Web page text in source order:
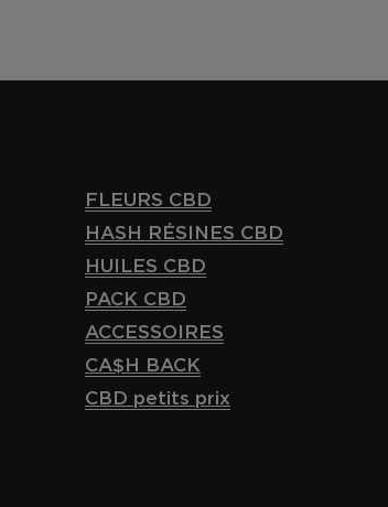
FLEURS CBD
HASH RÉSINES CBD
HUILES CBD
PACK CBD
ACCESSOIRES
CA$H BACK
CBD petits prix